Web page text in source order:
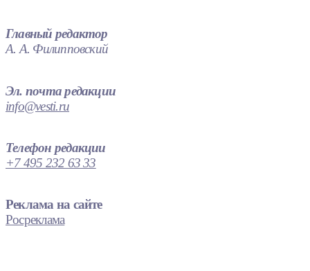
Главный редактор
А. А. Филипповский
Эл. почта редакции
info@vesti.ru
Телефон редакции
+7 495 232 63 33
Реклама на сайте
Росреклама